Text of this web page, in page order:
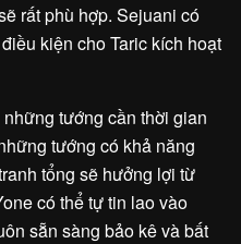
rất phù hợp. Sejuani có
kiện cho Taric kích hoạt
tướng cần thời gian
tướng có khả năng
tổng sẽ hưởng lợi từ
có thể tự tin lao vào
sẵn sàng bảo kê và bất